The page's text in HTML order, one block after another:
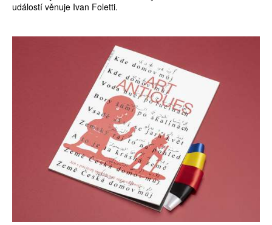
událostí věnuje Ivan Foletti.